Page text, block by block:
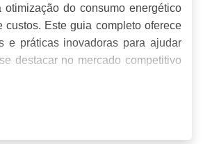
otimização do consumo energético
custos. Este guia completo oferece
e práticas inovadoras para ajudar
destacar no mercado competitivo